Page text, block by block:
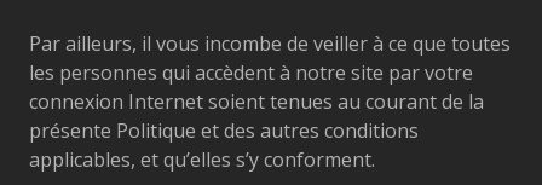
Par ailleurs, il vous incombe de veiller à ce que toutes
les personnes qui accèdent à notre site par votre
connexion Internet soient tenues au courant de la
présente Politique et des autres conditions
applicables, et qu’elles s’y conforment.